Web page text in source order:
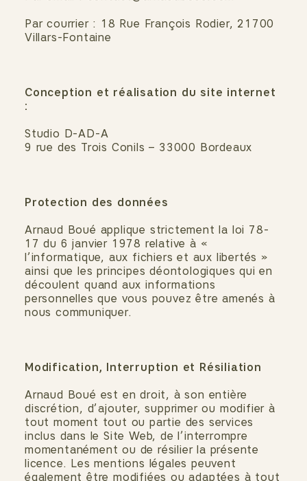
Par courrier : 18 Rue François Rodier, 21700
Villars-Fontaine
Conception et réalisation du site internet
:
Studio D-AD-A
9 rue des Trois Conils – 33000 Bordeaux
Protection des données
Arnaud Boué applique strictement la loi 78-
17 du 6 janvier 1978 relative à «
l’informatique, aux fichiers et aux libertés »
ainsi que les principes déontologiques qui en
découlent quand aux informations
personnelles que vous pouvez être amenés à
nous communiquer.
Modification, Interruption et Résiliation
Arnaud Boué est en droit, à son entière
discrétion, d’ajouter, supprimer ou modifier à
tout moment tout ou partie des services
inclus dans le Site Web, de l’interrompre
momentanément ou de résilier la présente
licence. Les mentions légales peuvent
également être modifiées ou adaptées à tout